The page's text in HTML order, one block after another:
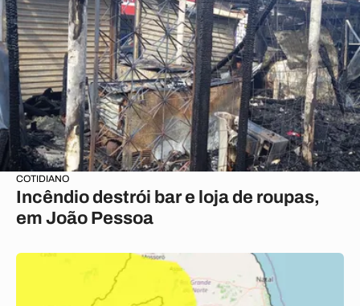
COTIDIANO
Incêndio destrói bar e loja de roupas,
em João Pessoa